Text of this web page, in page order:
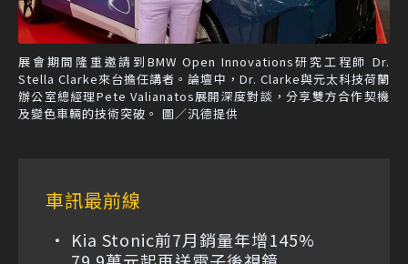
展會期間隆重邀請到BMW Open Innovations研究工程師 Dr.
Stella Clarke來台擔任講者。論壇中，Dr. Clarke與元太科技荷蘭
辦公室總經理Pete Valianatos展開深度對談，分享雙方合作契機
及變色車輛的技術突破。 圖／汎德提供
車訊最前線
Kia Stonic前7月銷量年增145%